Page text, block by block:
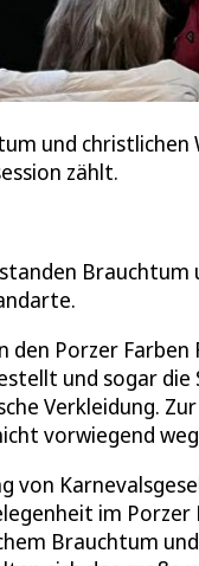
und christlichen
zählt.
den Porzer
und sogar
Verkleidung.
vorwiegend
von
im
Brauchtum